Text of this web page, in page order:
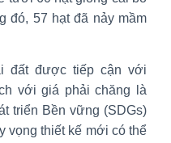
đó, 57 hạt đã nảy mầm
đất được tiếp cận với
với giá phải chăng là
triển Bền vững (SDGs)
vọng thiết kế mới có thể